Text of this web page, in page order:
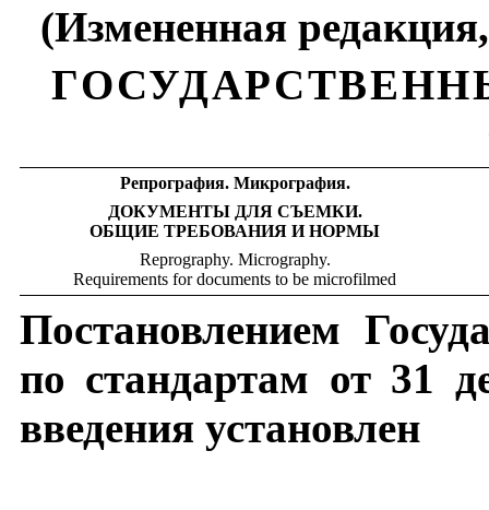
(Измененная
Репрография. Микрография.
ДОКУМЕНТЫ ДЛЯ СЪЕМКИ.
ОБЩИЕ ТРЕБОВАНИЯ И НОРМЫ
Reprography. Micrography.
Requirements for documents to be microfilmed
Постановлением
по стандартам от 31
введения установлен